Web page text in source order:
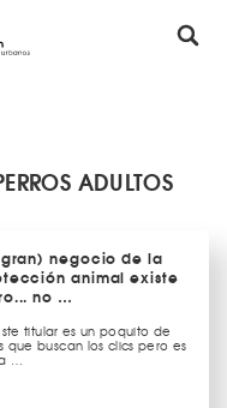
ADULTOS
negocio de la
animal existe
no …
titular es un poquito de
que buscan los clics pero es
…